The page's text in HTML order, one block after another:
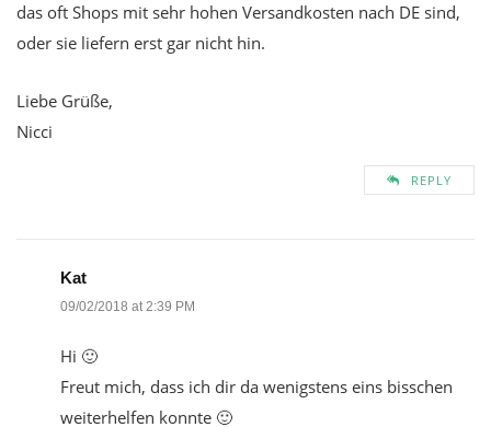
das oft Shops mit sehr hohen Versandkosten nach DE sind,
oder sie liefern erst gar nicht hin.
Liebe Grüße,
Nicci
REPLY
Kat
09/02/2018 at 2:39 PM
Hi 🙂
Freut mich, dass ich dir da wenigstens eins bisschen
weiterhelfen konnte 🙂